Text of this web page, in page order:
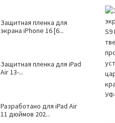
Защитная пленка для
экрана iPhone 16 [6...
Защитная пленка для iPad
Air 13-...
Разработано для iPad Air
11 дюймов 202...